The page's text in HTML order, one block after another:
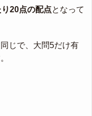
20点の配点となって
じで、大問5だけ有